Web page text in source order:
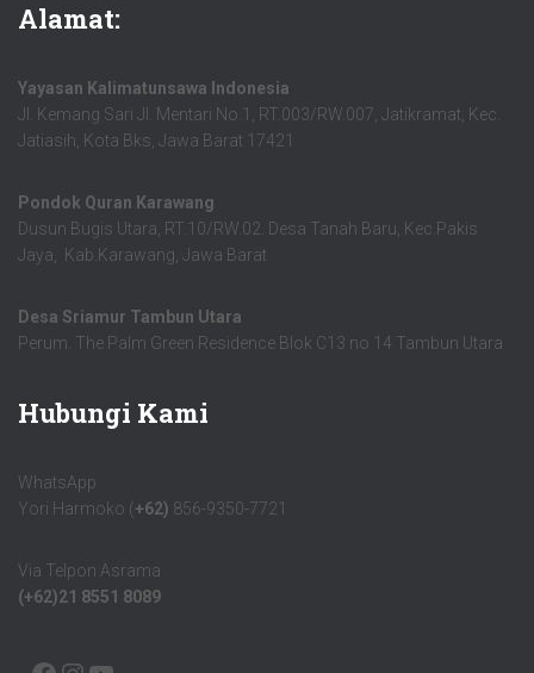
Alamat:
Yayasan Kalimatunsawa Indonesia
Jl. Kemang Sari Jl. Mentari No.1, RT.003/RW.007, Jatikramat, Kec.
Jatiasih, Kota Bks, Jawa Barat 17421
Pondok Quran Karawang
Dusun Bugis Utara, RT.10/RW.02. Desa Tanah Baru, Kec.Pakis
Jaya, Kab.Karawang, Jawa Barat
Desa Sriamur Tambun Utara
Perum. The Palm Green Residence Blok C13 no 14 Tambun Utara
Hubungi Kami
WhatsApp
Yori Harmoko (+62) 856-9350-7721
Via Telpon Asrama
(+62)21 8551 8089